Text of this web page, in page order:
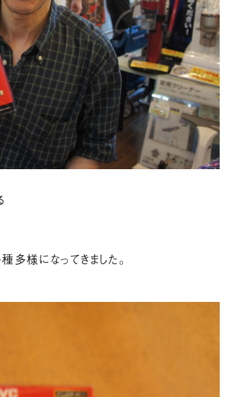
多様になってきました。